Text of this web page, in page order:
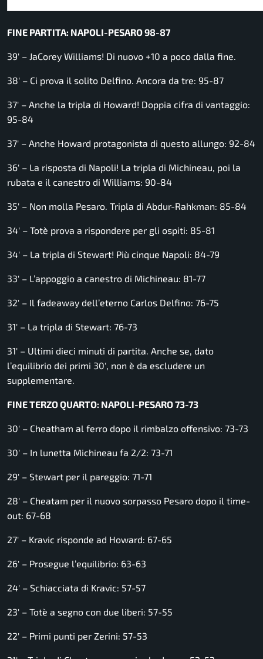
FINE PARTITA: NAPOLI-PESARO 98-87
39′ – JaCorey Williams! Di nuovo +10 a poco dalla fine.
38′ – Ci prova il solito Delfino. Ancora da tre: 95-87
37′ – Anche la tripla di Howard! Doppia cifra di vantaggio:
95-84
37′ – Anche Howard protagonista di questo allungo: 92-84
36′ – La risposta di Napoli! La tripla di Michineau, poi la
rubata e il canestro di Williams: 90-84
35′ – Non molla Pesaro. Tripla di Abdur-Rahkman: 85-84
34′ – Totè prova a rispondere per gli ospiti: 85-81
34′ – La tripla di Stewart! Più cinque Napoli: 84-79
33′ – L’appoggio a canestro di Michineau: 81-77
32′ – Il fadeaway dell’eterno Carlos Delfino: 76-75
31′ – La tripla di Stewart: 76-73
31′ – Ultimi dieci minuti di partita. Anche se, dato
l’equilibrio dei primi 30′, non è da escludere un
supplementare.
FINE TERZO QUARTO: NAPOLI-PESARO 73-73
30′ – Cheatham al ferro dopo il rimbalzo offensivo: 73-73
30′ – In lunetta Michineau fa 2/2: 73-71
29′ – Stewart per il pareggio: 71-71
28′ – Cheatam per il nuovo sorpasso Pesaro dopo il time-
out: 67-68
27′ – Kravic risponde ad Howard: 67-65
26′ – Prosegue l’equilibrio: 63-63
24′ – Schiacciata di Kravic: 57-57
23′ – Totè a segno con due liberi: 57-55
22′ – Primi punti per Zerini: 57-53